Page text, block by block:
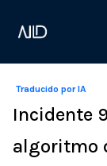
Traducido por IA
Incidente
algoritmo